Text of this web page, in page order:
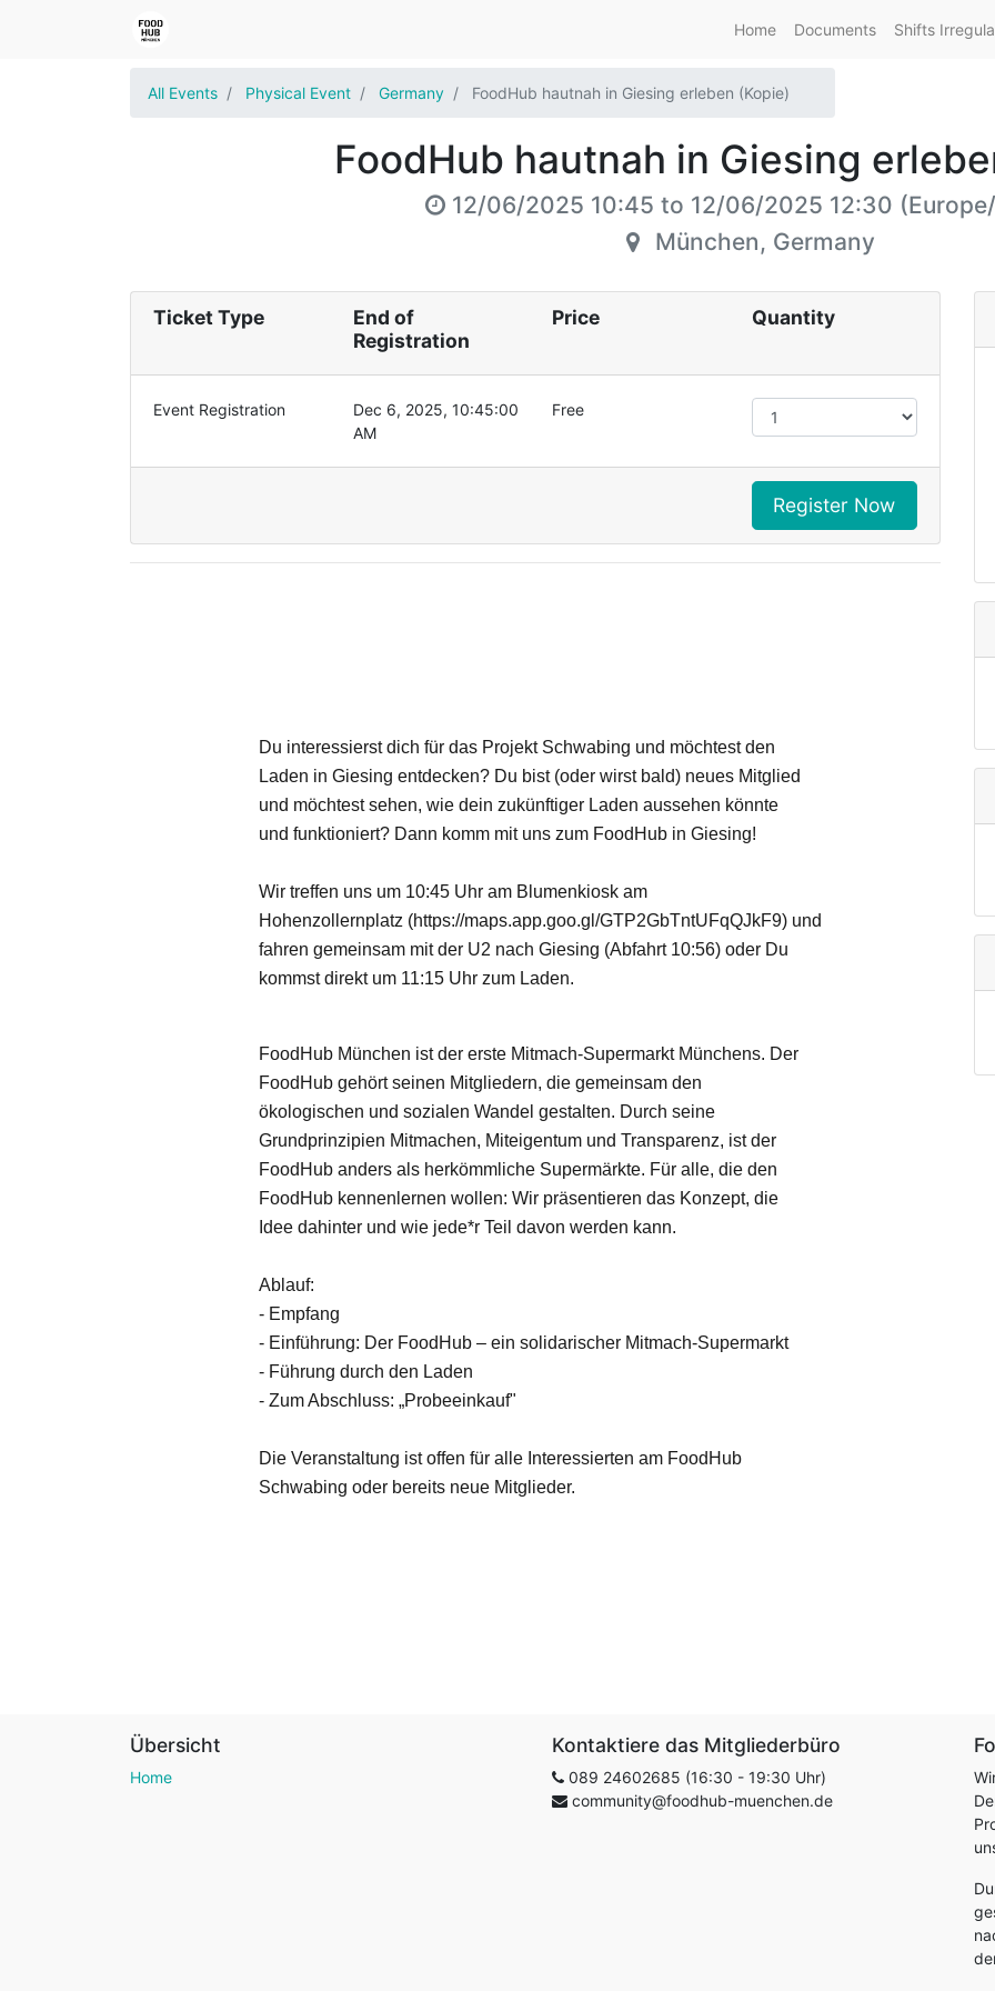
Home Documents Shifts
All Events Physical Event Germany FoodHub hautnah in Giesing erleben (Kopie)
FoodHub hautnah in Giesing
12/06/2025 10:45 to 12/06/2025 12:30 (
München, Germany
Ticket Type
End of
Registration
Price Quantity
Event Registration
Dec 6, 2025, 10:45:00
AM
Free
Register Now
Du interessierst dich für das Projekt Schwabing und möchtest den
Laden in Giesing entdecken? Du bist (oder wirst bald) neues Mitglied
und möchtest sehen, wie dein zukünftiger Laden aussehen könnte
und funktioniert? Dann komm mit uns zum FoodHub in Giesing!
Wir treffen uns um 10:45 Uhr am Blumenkiosk am
Hohenzollernplatz (https://maps.app.goo.gl/GTP2GbTntUFqQJkF9) und
fahren gemeinsam mit der U2 nach Giesing (Abfahrt 10:56) oder Du
kommst direkt um 11:15 Uhr zum Laden.
FoodHub München ist der erste Mitmach-Supermarkt Münchens. Der
FoodHub gehört seinen Mitgliedern, die gemeinsam den
ökologischen und sozialen Wandel gestalten. Durch seine
Grundprinzipien Mitmachen, Miteigentum und Transparenz, ist der
FoodHub anders als herkömmliche Supermärkte. Für alle, die den
FoodHub kennenlernen wollen: Wir präsentieren das Konzept, die
Idee dahinter und wie jede*r Teil davon werden kann.
Ablauf:
- Empfang
- Einführung: Der FoodHub – ein solidarischer Mitmach-Supermarkt
- Führung durch den Laden
- Zum Abschluss: „Probeeinkauf"
Die Veranstaltung ist offen für alle Interessierten am FoodHub
Schwabing oder bereits neue Mitglieder.
Übersicht
Home
Kontaktiere das Mitgliederbüro
089 24602685 (16:30 - 19:30 Uhr)
community@foodhub-muenchen.de